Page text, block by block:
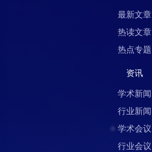
最新文章
热读文章
热点专题
资讯
学术新闻
行业新闻
学术会议
行业会议